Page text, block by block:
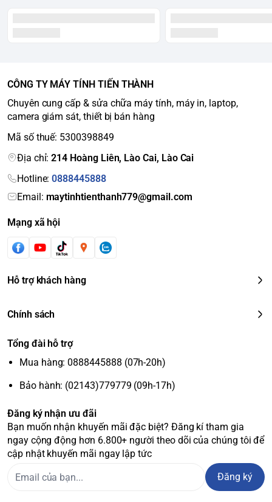
CÔNG TY MÁY TÍNH TIẾN THÀNH
Chuyên cung cấp & sửa chữa máy tính, máy in, laptop,
camera giám sát, thiết bị bán hàng
Mã số thuế: 5300398849
Địa chỉ:214 Hoàng Liên, Lào Cai, Lào Cai
Hotline:0888445888
Email: maytinhtienthanh779@gmail.com
Mạng xã hội
Hỗ trợ khách hàng
Chính sách
Tổng đài hỗ trợ
Mua hàng: 0888445888 (07h-20h)
Bảo hành: (02143)779779 (09h-17h)
Đăng ký nhận ưu đãi
Bạn muốn nhận khuyến mãi đặc biệt? Đăng kí tham gia
ngay cộng động hơn 6.800+ người theo dõi của chúng tôi để
cập nhật khuyến mãi ngay lập tức
Đăng ký